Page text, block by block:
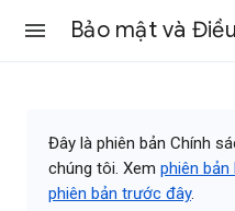
Bảo mật và
Đây là phiên bản Chính
chúng tôi. Xem phiên bản
phiên bản trước đây.